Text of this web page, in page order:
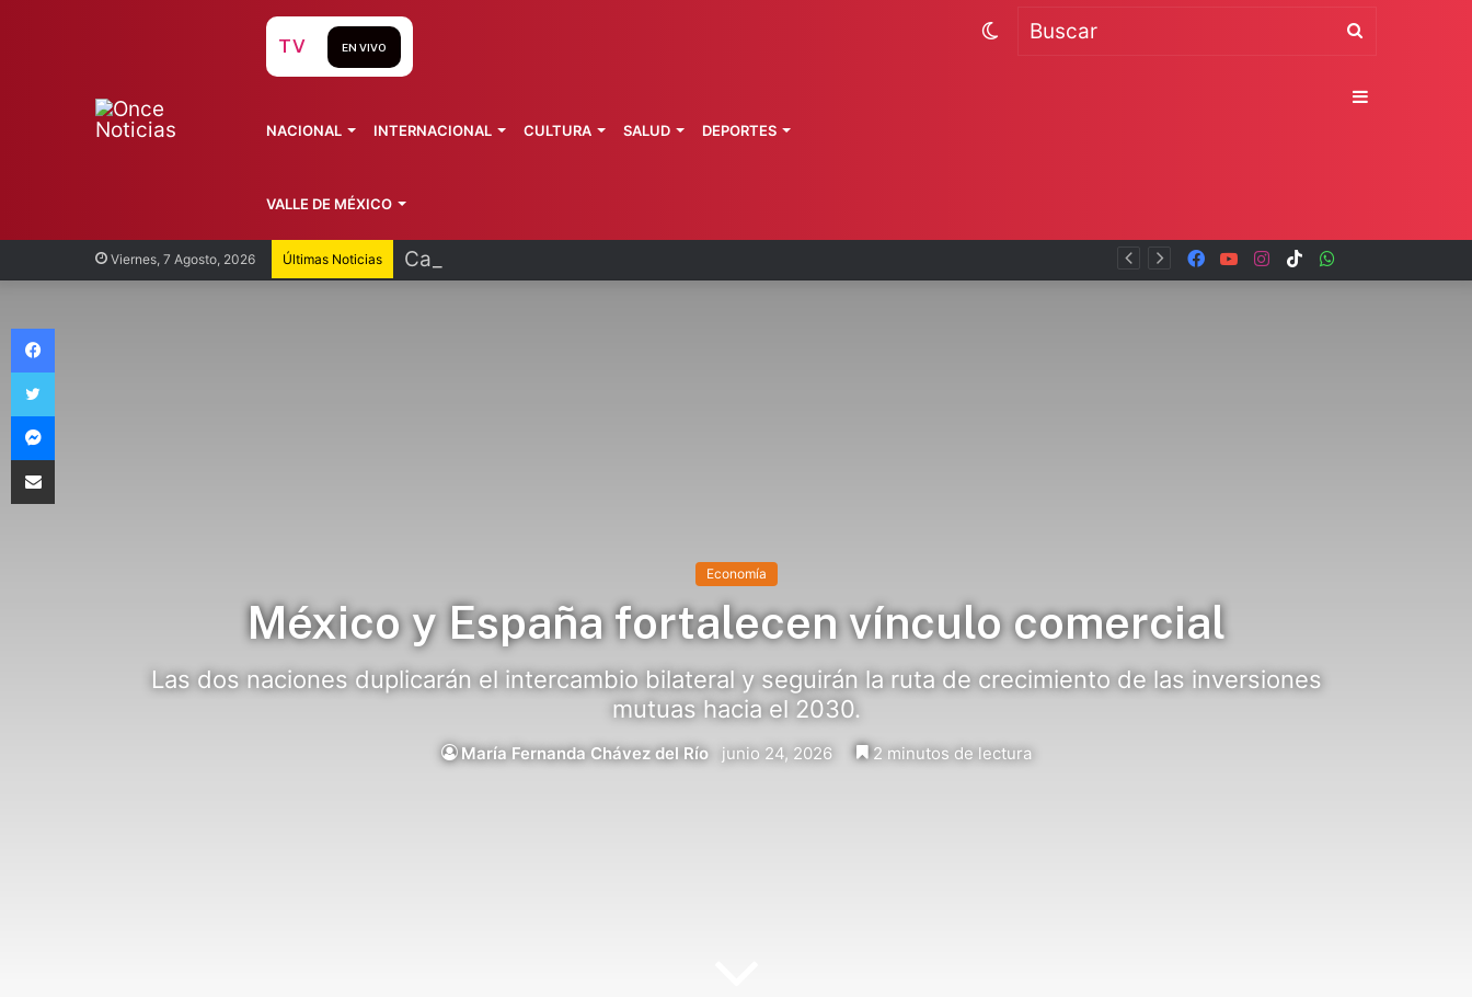
Viernes, 7 Agosto, 2026 Últimas Noticias Caso Manzo: vinculan a proceso a presunto autor intelectual TikTok
Instagram
YouTube
Facebook
TV EN VIVO
NACIONAL INTERNACIONAL CULTURA SALUD DEPORTES
VALLE DE MÉXICO
Buscar
Switch
Sidebar
Economía
México y España fortalecen vínculo comercial
Las dos naciones duplicarán el intercambio bilateral y seguirán la ruta de crecimiento de las inversiones
mutuas hacia el 2030.
María Fernanda Chávez del Río junio 24, 2026 2 minutos de lectura
Facebook
Twitter
Messenger
Compartir vía Email